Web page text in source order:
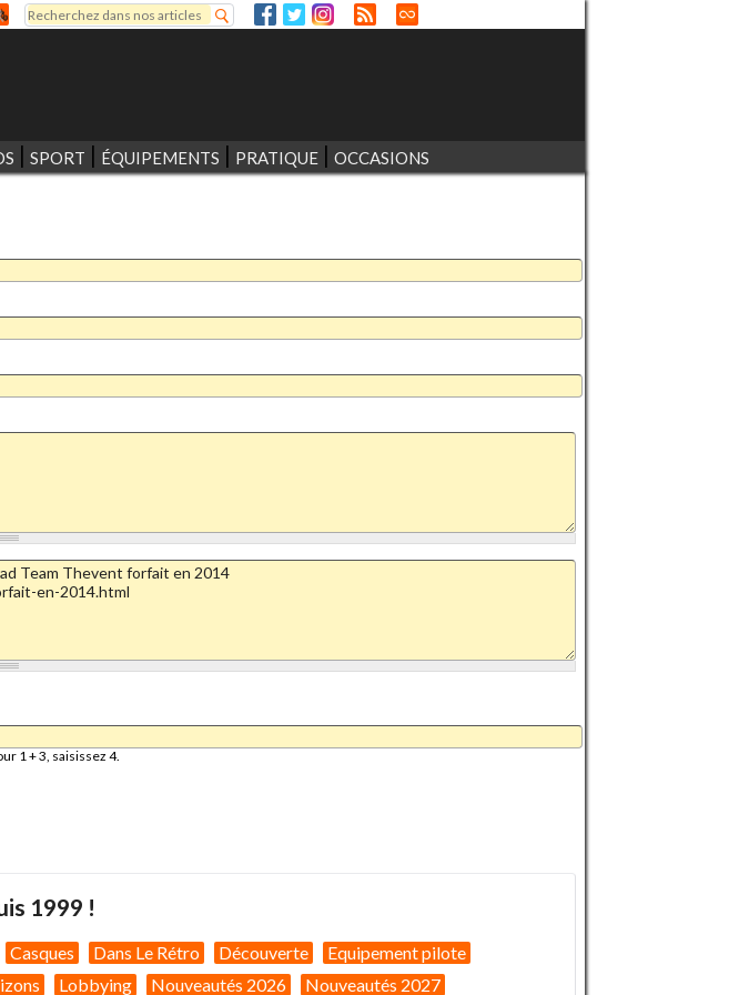
Formulaire de recherche
Rechercher
SPORT ÉQUIPEMENTS PRATIQUE OCCASIONS
1 + 3, saisissez 4.
1999 !
Casques Dans Le Rétro Découverte
Equipement pilote
Lobbying Nouveautés 2026 Nouveautés 2027